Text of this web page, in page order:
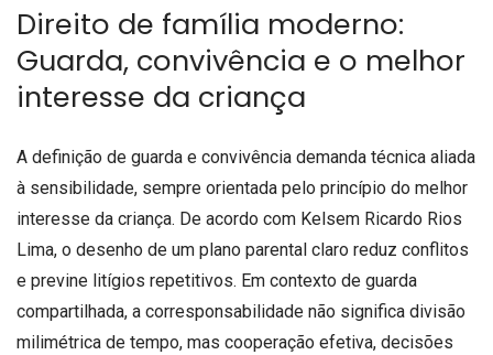
Direito de família moderno:
Guarda, convivência e o melhor
interesse da criança
A definição de guarda e convivência demanda técnica aliada
à sensibilidade, sempre orientada pelo princípio do melhor
interesse da criança. De acordo com Kelsem Ricardo Rios
Lima, o desenho de um plano parental claro reduz conflitos
e previne litígios repetitivos. Em contexto de guarda
compartilhada, a corresponsabilidade não significa divisão
milimétrica de tempo, mas cooperação efetiva, decisões